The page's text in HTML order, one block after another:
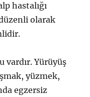
hastalığı
olarak
vardır. Yürüyüş
yüzmek,
egzersiz